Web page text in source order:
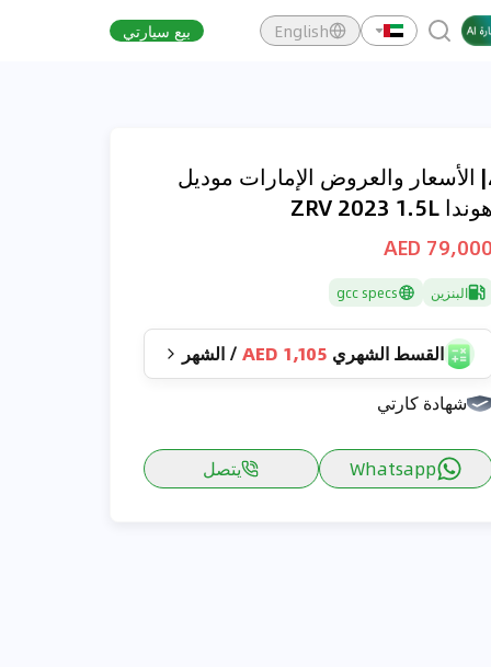
English بيع سيارتي
،| الأسعار والعروض الإمارات موديل
هوندا ZRV 2023 1.5L
79,000 AED
البنزين gcc specs
القسط الشهري 1,105 AED
/ الشهر
شهادة كارتي
Whatsapp يتصل